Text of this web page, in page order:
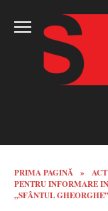
PRIMA PAGINĂ »
PENTRU INFORMARE
„SFÂNTUL GHEORGHE”